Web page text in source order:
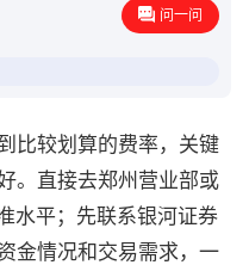
问一问
比较划算的费率，关键
。直接去郑州营业部或
水平；先联系银河证券
金情况和交易需求，一